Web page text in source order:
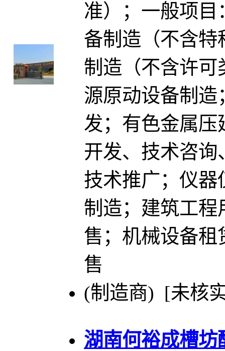
准）；一般项
备制造（不含特
制造（不含许可
源原动设备制造
发；有色金属压
开发、技术咨
技术推广；仪器
制造；建筑工程
售；机械设备租
售
(制造商) [未核
湖南何裕成槽坊